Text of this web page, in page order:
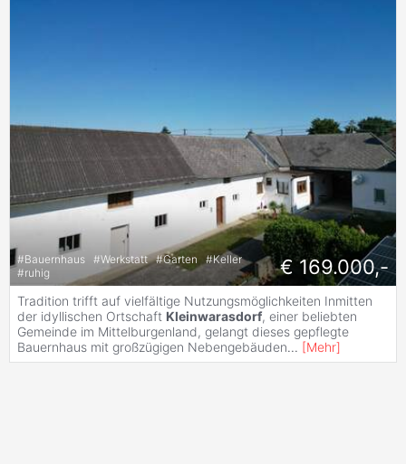
#Bauernhaus #Werkstatt #Garten #Keller
#ruhig € 169.000,-
Tradition trifft auf vielfältige Nutzungsmöglichkeiten Inmitten
der idyllischen Ortschaft Kleinwarasdorf, einer beliebten
Gemeinde im Mittelburgenland, gelangt dieses gepflegte
Bauernhaus mit großzügigen Nebengebäuden... [Mehr]